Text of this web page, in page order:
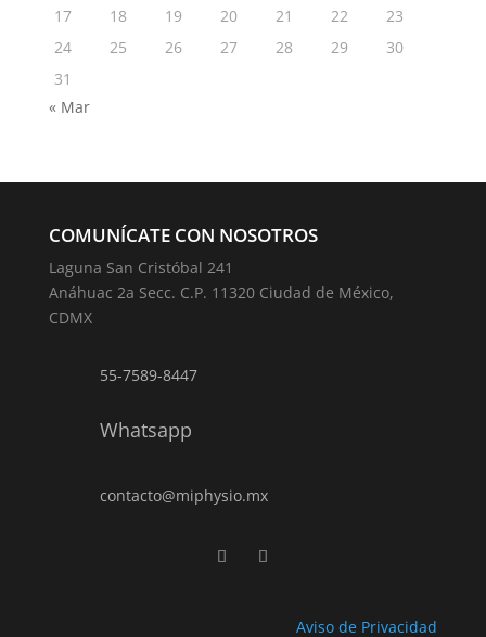
17
18 19 20 21 22
23
24
25 26 27 28 29
30
31
« Mar
COMUNÍCATE CON NOSOTROS
Laguna San Cristóbal 241
Anáhuac 2a Secc. C.P. 11320 Ciudad de México,
CDMX
55-7589-8447
Whatsapp
contacto@miphysio.mx
Aviso de Privacidad